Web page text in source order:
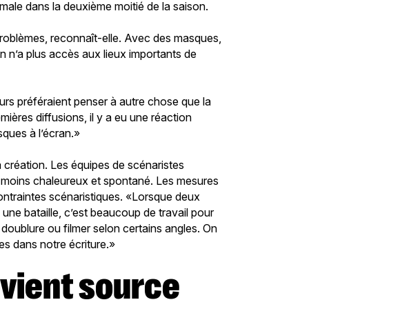
dans la deuxième moitié de la saison.
reconnaît-elle. Avec des masques,
n’a plus accès aux lieux importants de
préféraient penser à autre chose que la
diffusions, il y a eu une réaction
à l’écran.»
Les équipes de scénaristes
chaleureux et spontané. Les mesures
scénaristiques. «Lorsque deux
bataille, c’est beaucoup de travail pour
ou filmer selon certains angles. On
dans notre écriture.»